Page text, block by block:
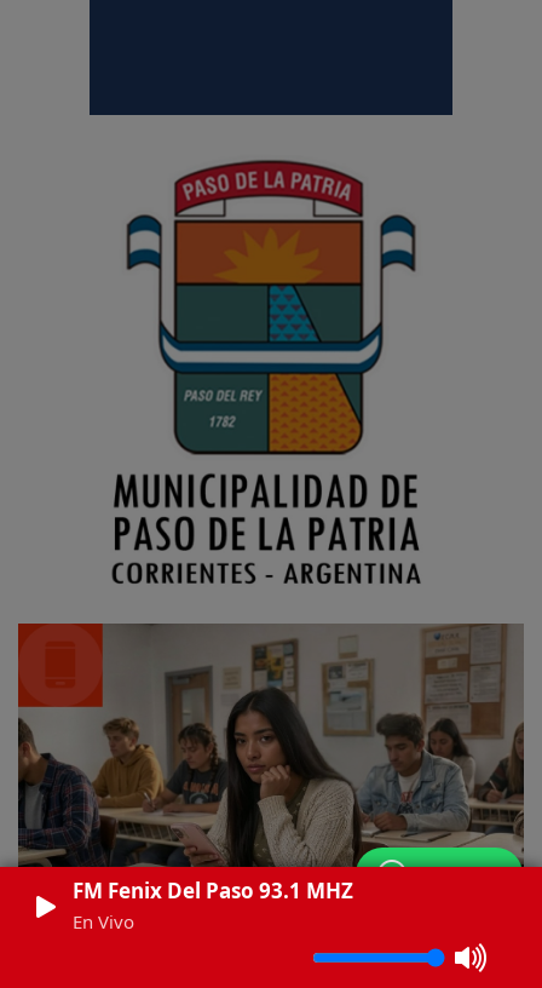
FM Fenix Del Paso 93.1 MHZ
En Vivo
WhatsApp